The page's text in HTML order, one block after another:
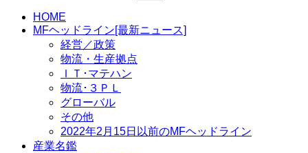
HOME
MFヘッドライン[最新ニュース]
経営／政策
物流・生産拠点
ＩＴ･マテハン
物流･３ＰＬ
グローバル
その他
2022年2月15日以前のMFヘッドライン
産業名鑑